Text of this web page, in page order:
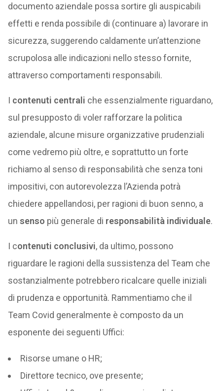
documento aziendale possa sortire gli auspicabili
effetti e renda possibile di (continuare a) lavorare in
sicurezza, suggerendo caldamente un’attenzione
scrupolosa alle indicazioni nello stesso fornite,
attraverso comportamenti responsabili.
I contenuti centrali che essenzialmente riguardano,
sul presupposto di voler rafforzare la politica
aziendale, alcune misure organizzative prudenziali
come vedremo più oltre, e soprattutto un forte
richiamo al senso di responsabilità che senza toni
impositivi, con autorevolezza l’Azienda potrà
chiedere appellandosi, per ragioni di buon senno, a
un senso più generale di responsabilità individuale.
I contenuti conclusivi, da ultimo, possono
riguardare le ragioni della sussistenza del Team che
sostanzialmente potrebbero ricalcare quelle iniziali
di prudenza e opportunità. Rammentiamo che il
Team Covid generalmente è composto da un
esponente dei seguenti Uffici:
Risorse umane o HR;
Direttore tecnico, ove presente;